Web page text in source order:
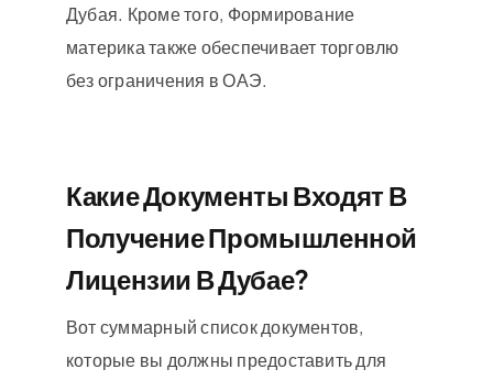
Дубая. Кроме того, Формирование
материка также обеспечивает торговлю
без ограничения в ОАЭ.
Какие Документы Входят В
Получение Промышленной
Лицензии В Дубае?
Вот суммарный список документов,
которые вы должны предоставить для